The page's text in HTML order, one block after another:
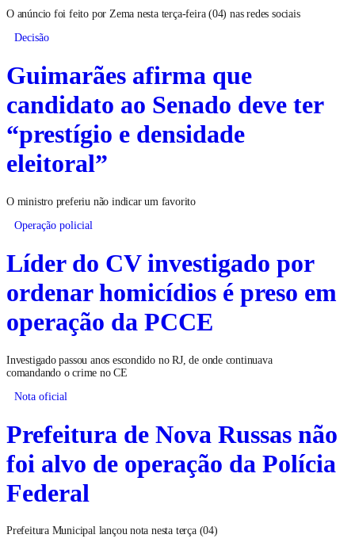
O anúncio foi feito por Zema nesta terça-feira (04) nas redes sociais
Decisão
Guimarães afirma que
candidato ao Senado deve ter
“prestígio e densidade
eleitoral”
O ministro preferiu não indicar um favorito
Operação policial
Líder do CV investigado por
ordenar homicídios é preso em
operação da PCCE
Investigado passou anos escondido no RJ, de onde continuava
comandando o crime no CE
Nota oficial
Prefeitura de Nova Russas não
foi alvo de operação da Polícia
Federal
Prefeitura Municipal lançou nota nesta terça (04)